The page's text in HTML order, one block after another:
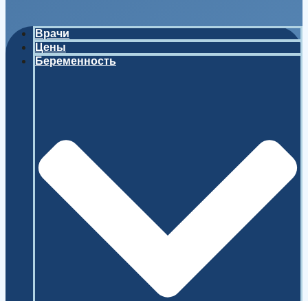
Врачи
Цены
Беременность